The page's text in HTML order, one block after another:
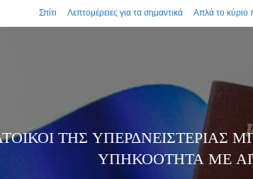
Σπίτι Λεπτομέρειες για τα σημαντικά Απλά το κύριο
ΤΗΣ
ΥΠΗΚΟΌΤΗΤΑ ΜΕ